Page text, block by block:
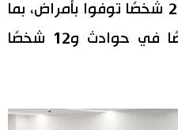
ووجدت الشرطة أيضًا أن 216 شخصًا توفوا بأمراض، بما
في ذلك كورونا، 22 شخصًا في حوادث و12 شخصًا